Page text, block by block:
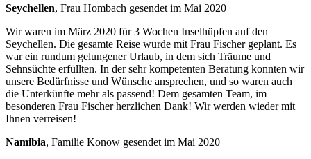
Seychellen, Frau Hombach gesendet im Mai 2020
Wir waren im März 2020 für 3 Wochen Inselhüpfen auf den
Seychellen. Die gesamte Reise wurde mit Frau Fischer geplant. Es
war ein rundum gelungener Urlaub, in dem sich Träume und
Sehnsüchte erfüllten. In der sehr kompetenten Beratung konnten wir
unsere Bedürfnisse und Wünsche ansprechen, und so waren auch
die Unterkünfte mehr als passend! Dem gesamten Team, im
besonderen Frau Fischer herzlichen Dank! Wir werden wieder mit
Ihnen verreisen!
Namibia, Familie Konow gesendet im Mai 2020